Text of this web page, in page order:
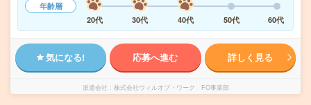
年齢層
20代
30代 40代 50代 60代
気になる! 応募へ進む 詳しく見る
派遣会社 株式会社ウィルオブ・ワーク FO事業部